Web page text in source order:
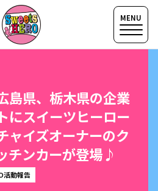
島県、栃木県の企業
にスイーツヒーロー
ャイズオーナーのク
チンカーが登場♪
活動報告